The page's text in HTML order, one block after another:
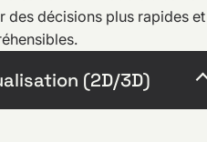
des décisions plus rapides et
(2D/3D)